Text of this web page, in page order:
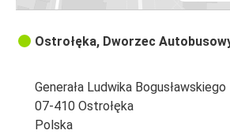
Ostrołęka, Dworzec
Generała Ludwika Bogusławskiego
07-410 Ostrołęka
Polska